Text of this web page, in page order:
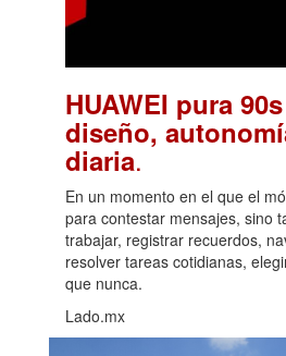
HUAWEI pura
diseño,
diaria.
En un momento en el que el
para contestar mensajes, sino
trabajar, registrar recuerdos,
resolver tareas cotidianas,
que nunca.
Lado.mx